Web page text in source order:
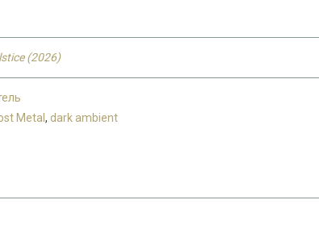
(2026)
Metal , dark ambient